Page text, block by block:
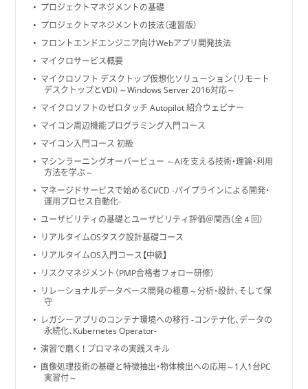
プロジェクトマネジメントの基礎
プロジェクトマネジメントの技法（速習版）
フロントエンドエンジニア向けWebアプリ開発技法
マイクロサービス概要
マイクロソフト デスクトップ仮想化ソリューション（リモート
デスクトップとVDI）～Windows Server 2016対応～
マイクロソフトのゼロタッチ Autopilot 紹介ウェビナー
マイコン周辺機能プログラミング入門コース
マイコン入門コース 初級
マシンラーニングオーバービュー ～AIを支える技術・理論・利用
方法を学ぶ～
マネージドサービスで始めるCI/CD -パイプラインによる開発・
運用プロセス自動化-
ユーザビリティの基礎とユーザビリティ評価＠関西（全４回）
リアルタイムOSタスク設計基礎コース
リアルタイムOS入門コース【中級】
リスクマネジメント（PMP合格者フォロー研修）
リレーショナルデータベース開発の極意～分析・設計、そして保
守
レガシーアプリのコンテナ環境への移行 -コンテナ化、データの
永続化、Kubernetes Operator-
演習で磨く！ プロマネの実践スキル
画像処理技術の基礎と特徴抽出・物体検出への応用～1人1台PC
実習付～